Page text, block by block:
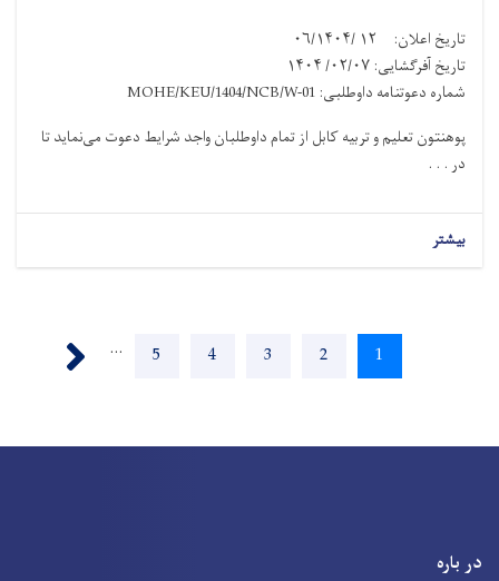
تاریخ اعلان: ۱۲ /۰۶/۱۴۰۴
تاریخ آفرگشایی: ۰۲/۰۷/ ۱۴۰۴
شماره دعوتنامه داوطلبی: MOHE/KEU/1404/NCB/W-01
پوهنتون تعلیم و تربیه کابل از تمام داوطلبان واجد شرایط دعوت می‌نماید تا
در . . .
بیشتر
Current
1
Page
2
Page
3
Page
4
Page
5
…
در باره